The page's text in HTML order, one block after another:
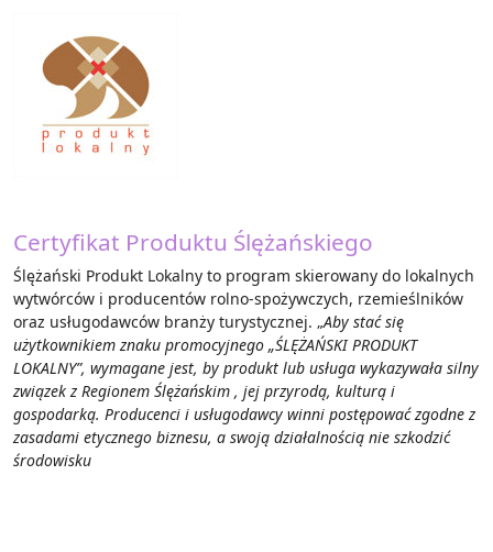
Certyfikat Produktu Ślężańskiego
Ślężański Produkt Lokalny to program skierowany do lokalnych
wytwórców i producentów rolno-spożywczych, rzemieślników
oraz usługodawców branży turystycznej. „Aby stać się
użytkownikiem znaku promocyjnego „ŚLĘŻAŃSKI PRODUKT
LOKALNY”, wymagane jest, by produkt lub usługa wykazywała silny
związek z Regionem Ślężańskim , jej przyrodą, kulturą i
gospodarką. Producenci i usługodawcy winni postępować zgodne z
zasadami etycznego biznesu, a swoją działalnością nie szkodzić
środowisku